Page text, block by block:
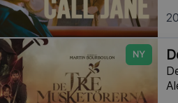
NY